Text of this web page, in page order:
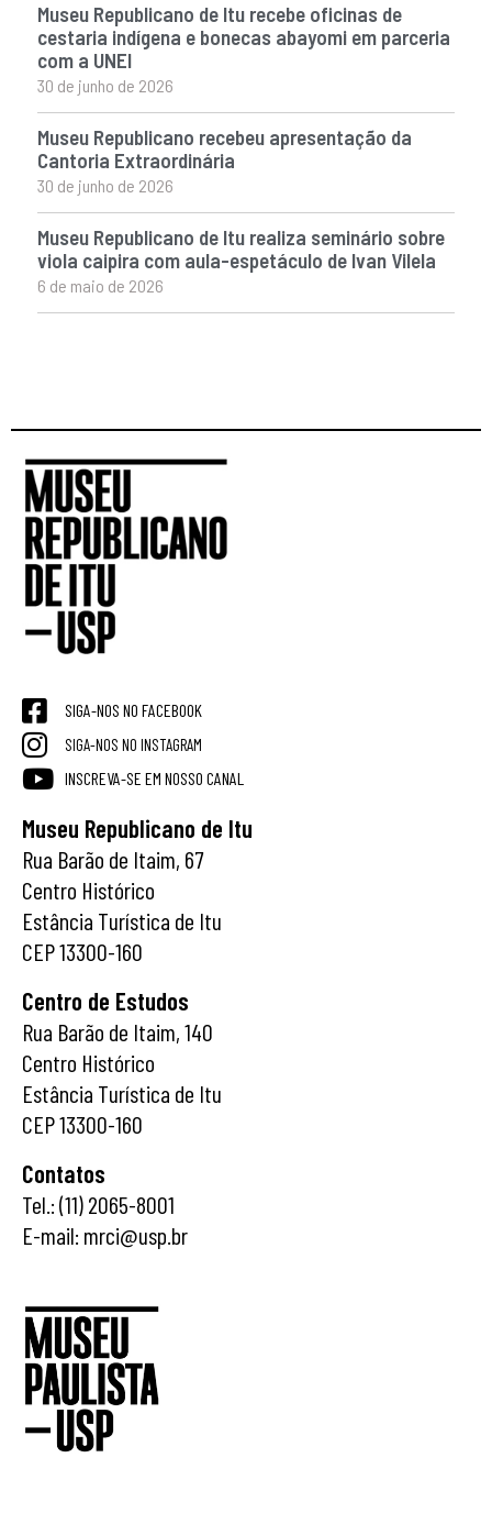
Museu Republicano de Itu recebe oficinas de
cestaria indígena e bonecas abayomi em parceria
com a UNEI
30 de junho de 2026
Museu Republicano recebeu apresentação da
Cantoria Extraordinária
30 de junho de 2026
Museu Republicano de Itu realiza seminário sobre
viola caipira com aula-espetáculo de Ivan Vilela
6 de maio de 2026
SIGA-NOS NO FACEBOOK
SIGA-NOS NO INSTAGRAM
INSCREVA-SE EM NOSSO CANAL
Museu Republicano de Itu
Rua Barão de Itaim, 67
Centro Histórico
Estância Turística de Itu
CEP 13300-160
Centro de Estudos
Rua Barão de Itaim, 140
Centro Histórico
Estância Turística de Itu
CEP 13300-160
Contatos
Tel.: (11) 2065-8001
E-mail: mrci@usp.br